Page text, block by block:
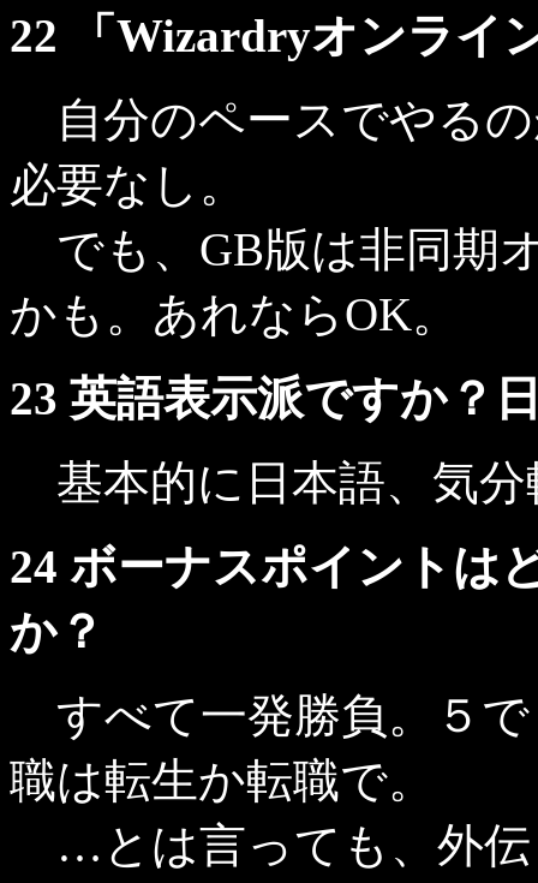
22 「Wizardryオンライ
自分のペースでやる
必要なし。
でも、GB版は非同期
かも。あれならOK。
23 英語表示派ですか？
基本的に日本語、気分
24 ボーナスポイントは
か？
すべて一発勝負。５
職は転生か転職で。
…とは言っても、外伝